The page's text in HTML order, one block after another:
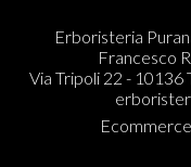
Erboristeria
Francesco
Via Tripoli 22 - 10136